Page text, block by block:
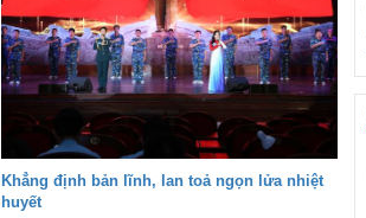
Khẳng định bản lĩnh, lan toả ngọn lửa nhiệt
huyết